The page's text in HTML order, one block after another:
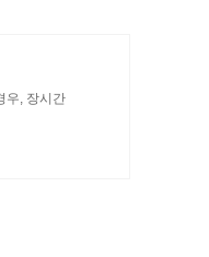
우, 장시간